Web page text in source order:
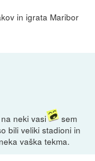
in igrata Maribor
neki vasi
sem
bili veliki stadioni in
vaška tekma.